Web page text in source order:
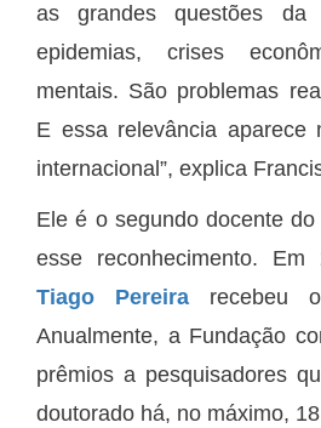
as grandes questões da
epidemias, crises
mentais. São problemas
E essa relevância aparece
internacional”, explica
Ele é o segundo docente
esse reconhecimento.
Tiago Pereira recebeu
Anualmente, a Fundação
prêmios a pesquisadores
doutorado há, no máximo,